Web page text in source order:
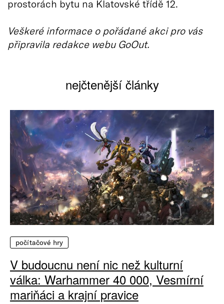
prostorách bytu na Klatovské třídě 12.
Veškeré informace o pořádané akci pro vás
připravila redakce webu GoOut.
nejčtenější články
počítačové hry
V budoucnu není nic než kulturní
válka: Warhammer 40 000, Vesmírní
mariňáci a krajní pravice